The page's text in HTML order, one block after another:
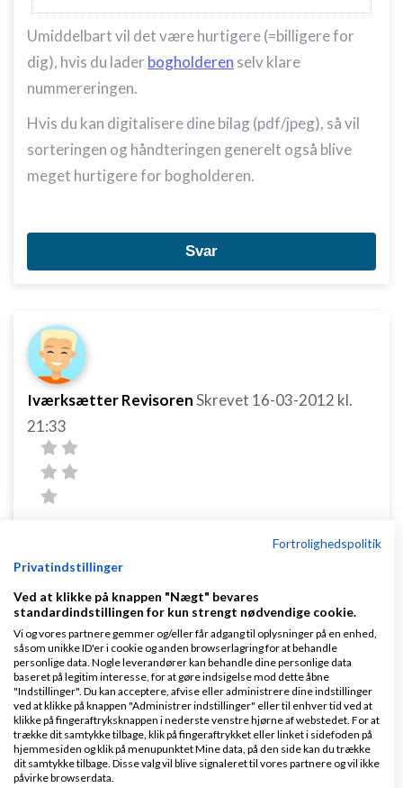
Umiddelbart vil det være hurtigere (=billigere for
dig), hvis du lader bogholderen selv klare
nummereringen.
Hvis du kan digitalisere dine bilag (pdf/jpeg), så vil
sorteringen og håndteringen generelt også blive
meget hurtigere for bogholderen.
Svar
Iværksætter RevisorenSkrevet 16-03-2012 kl.
21:33
Umiddelbart vil det være hurtigere (=billigere for
dig), hvis du lader bogholderen selv klare
nummereringen.
Hvis du kan digitalisere dine bilag (pdf/jpeg), så
vil sorteringen og håndteringen generelt også
blive meget hurtigere for bogholderen.
Jeg kan ikke se hvorfor det skulle være billigere at
lade bogholderen gøre det, men vi har vel vores
Fortrolighedspolitik
Privatindstillinger
Ved at klikke på knappen "Nægt" bevares
standardindstillingen for kun strengt nødvendige cookie.
Vi og vores partnere gemmer og/eller får adgang til oplysninger på en enhed,
såsom unikke ID'er i cookie og anden browserlagring for at behandle
personlige data. Nogle leverandører kan behandle dine personlige data
baseret på legitim interesse, for at gøre indsigelse mod dette åbne
"Indstillinger". Du kan acceptere, afvise eller administrere dine indstillinger
ved at klikke på knappen "Administrer indstillinger" eller til enhver tid ved at
klikke på fingeraftryksknappen i nederste venstre hjørne af webstedet. For at
trække dit samtykke tilbage, klik på fingeraftrykket eller linket i sidefoden på
hjemmesiden og klik på menupunktet Mine data, på den side kan du trække
dit samtykke tilbage. Disse valg vil blive signaleret til vores partnere og vil ikke
påvirke browserdata.